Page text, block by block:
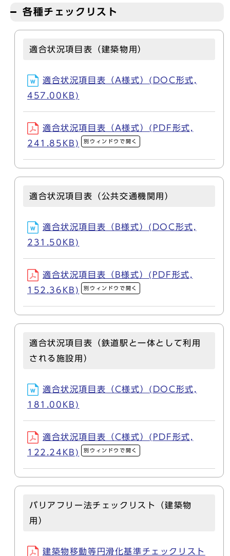
各種チェックリスト
適合状況項目表（建築物用）
適合状況項目表（A様式）(DOC形式,
457.00KB)
適合状況項目表（A様式）(PDF形式,
241.85KB)
別ウィンドウで開く
適合状況項目表（公共交通機関用）
適合状況項目表（B様式）(DOC形式,
231.50KB)
適合状況項目表（B様式）(PDF形式,
152.36KB)
別ウィンドウで開く
適合状況項目表（鉄道駅と一体として利用
される施設用）
適合状況項目表（C様式）(DOC形式,
181.00KB)
適合状況項目表（C様式）(PDF形式,
122.24KB)
別ウィンドウで開く
バリアフリー法チェックリスト（建築物
用）
建築物移動等円滑化基準チェックリスト